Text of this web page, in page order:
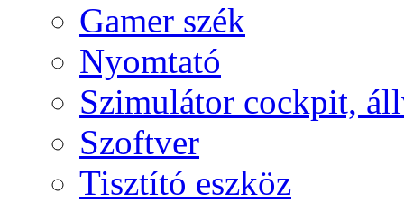
Gamer szék
Nyomtató
Szimulátor cockpit,
Szoftver
Tisztító eszköz